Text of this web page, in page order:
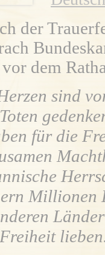
der
dem
sind
für die
Millionen